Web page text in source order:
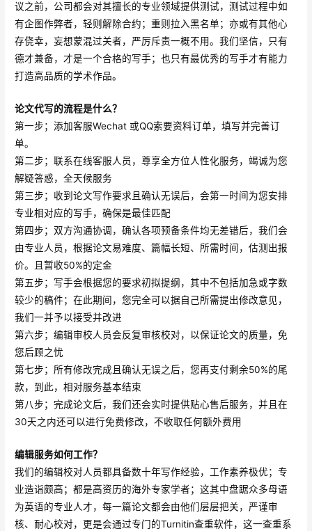
议之前，公司都会对其擅长的专业领域提供测试，测试过程中如
有企图作弊者，轻则解除合约；重则拉入黑名单；亦或有其他心
存侥幸，妄想蒙混过关者，严厉斥责一概不用。我们坚信，只有
德才兼备，才是一个合格的写手；也只有最优秀的写手才有能力
打造高品质的学术作品。
论文代写的流程是什么？
第一步；添加客服Wechat 或QQ索要资料订单，填写并完善订
单。
第二步；联系在线客服人员，尊享全方位人性化服务，竭诚为您
解疑答惑，全天候服务
第三步；收到论文写作要求且确认无误后，会第一时间为您安排
专业相对应的写手，确保是最佳匹配
第四步；双方沟通协调，确认各项预备条件均无差错后，我们会
由专业人员，根据论文易难度、篇幅长短、所需时间，估测出报
价。且暂收50%的定金
第五步；写手会根据您的要求初拟提纲，其中不包括加急或字数
较少的稿件；在此期间，您完全可以据自己所需提出修改意见，
我们一并予以接受并改进
第六步；编辑审校人员会反复审核校对，以保证论文的质量，免
您后顾之忧
第七步；所有修改完成且确认无误之后，您再支付剩余50%的尾
款，到此，相对服务基本结束
第八步；完成论文后，我们还会实时提供贴心售后服务，并且在
30天之内还可以进行免费修改，不收取任何额外费用
编辑服务如何工作？
我们的编辑校对人员都具备数十年写作经验，工作素养极优；专
业造诣颇高；都是高资历的海外专家学者；这其中盘踞众多母语
为英语的专业人才，每一篇论文都会由他们层层把关，严谨审
核、耐心校对，更是会通过专门的Turnitin查重软件，这一查重系